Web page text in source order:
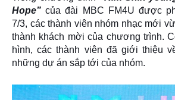
Hope”của đài MBC FM4U được
7/3, các thành viên nhóm nhạc mới
thành khách mời của chương trình.
hình, các thành viên đã giới thiệu
những dự án sắp tới của nhóm.